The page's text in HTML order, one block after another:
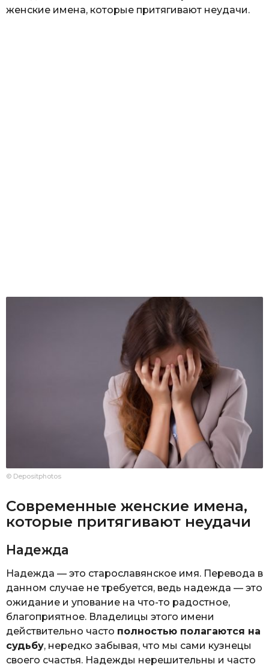
женские имена, которые притягивают неудачи.
© Depositphotos
Современные женские имена,
которые притягивают неудачи
Надежда
Надежда — это старославянское имя. Перевода в
данном случае не требуется, ведь надежда — это
ожидание и упование на что-то радостное,
благоприятное. Владелицы этого имени
действительно часто полностью полагаются на
судьбу, нередко забывая, что мы сами кузнецы
своего счастья. Надежды нерешительны и часто